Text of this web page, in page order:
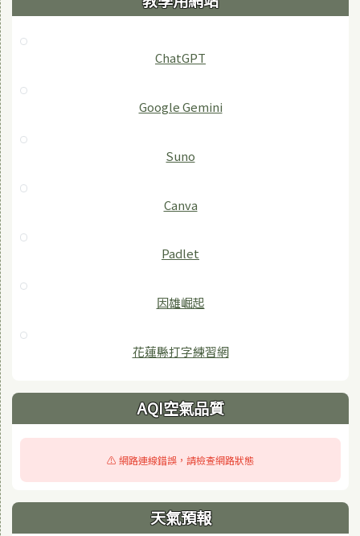
ChatGPT
‎Google Gemini
Suno
Canva
Padlet
因雄崛起
花蓮縣打字練習網
AQI空氣品質
⚠️ 網路連線錯誤，請檢查網路狀態
天氣預報